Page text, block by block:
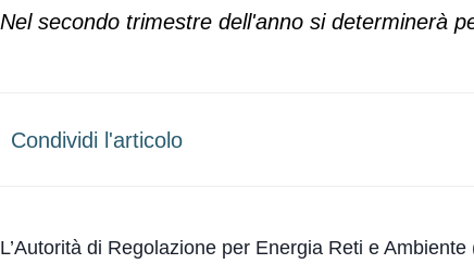
Nel secondo trimestre dell'anno si determinerà
Condividi l'articolo
L’Autorità di Regolazione per Energia Reti e